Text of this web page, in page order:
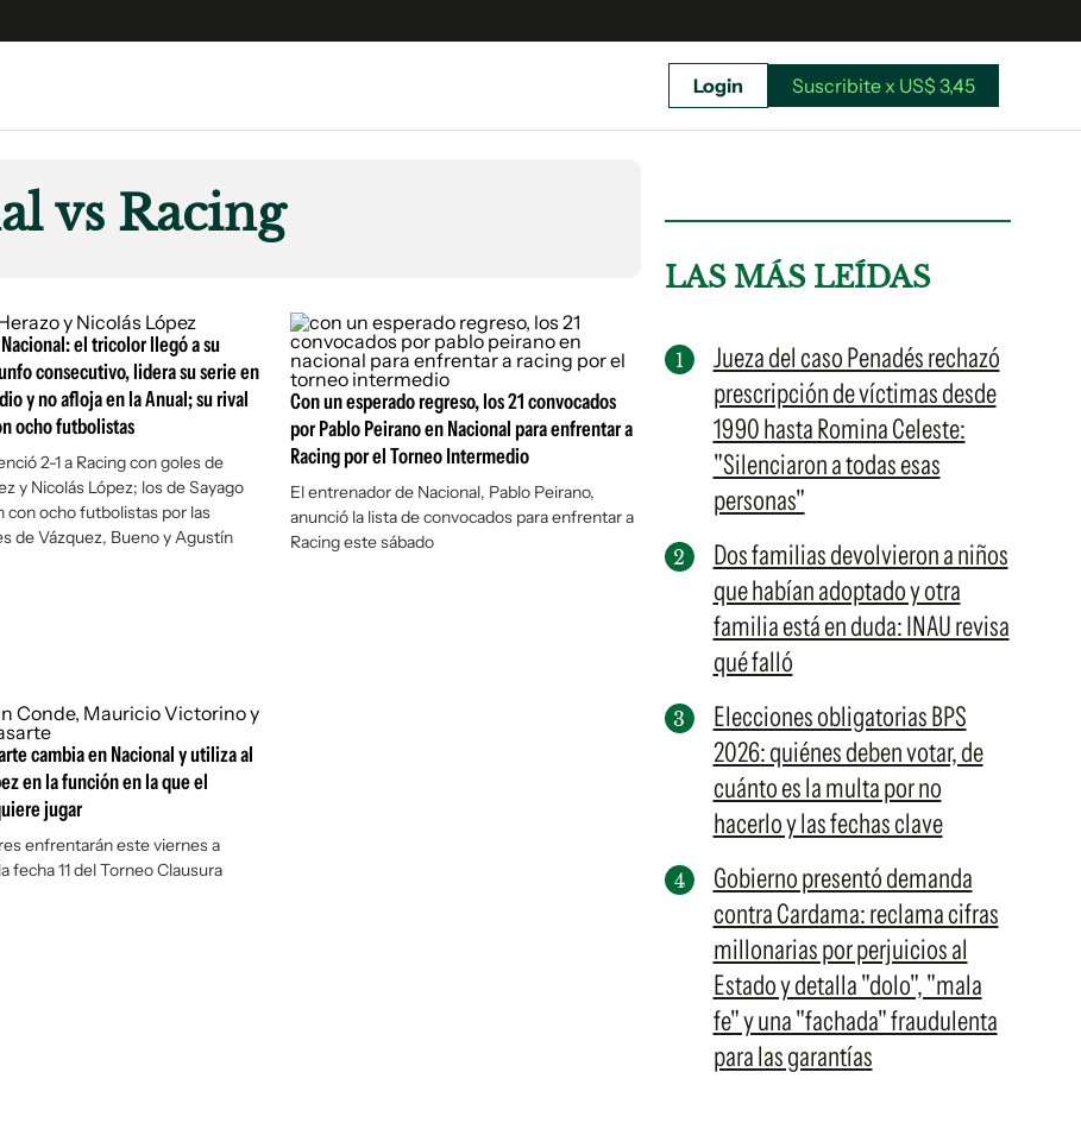
Unidos
Suscribite x US$ 3,45
Siguenos en:
Login Suscribite x US$ 3,45
vs Racing
Nacional: el tricolor llegó a su
consecutivo, lidera su serie en
y no afloja en la Anual; su rival
ocho futbolistas
2-1 a Racing con goles de
y Nicolás López; los de Sayago
con ocho futbolistas por las
de Vázquez, Bueno y Agustín
Con un esperado regreso, los 21 convocados
por Pablo Peirano en Nacional para enfrentar a
Racing por el Torneo Intermedio
El entrenador de Nacional, Pablo Peirano,
anunció la lista de convocados para enfrentar a
Racing este sábado
cambia en Nacional y utiliza al
en la función en la que el
jugar
enfrentarán este viernes a
fecha 11 del Torneo Clausura
LAS MÁS LEÍDAS
Jueza del caso Penadés rechazó
prescripción de víctimas desde
1990 hasta Romina Celeste:
"Silenciaron a todas esas
personas"
Dos familias devolvieron a niños
que habían adoptado y otra
familia está en duda: INAU revisa
qué falló
Elecciones obligatorias BPS
2026: quiénes deben votar, de
cuánto es la multa por no
hacerlo y las fechas clave
Gobierno presentó demanda
contra Cardama: reclama cifras
millonarias por perjuicios al
Estado y detalla "dolo", "mala
fe" y una "fachada" fraudulenta
para las garantías